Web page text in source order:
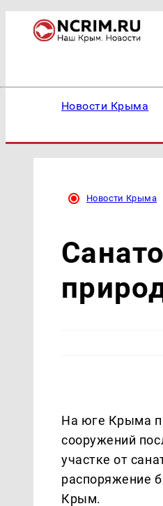
Новости Крыма
Новости Крыма
На юге Крыма
сооружений
участке от
распоряжение
Крым.